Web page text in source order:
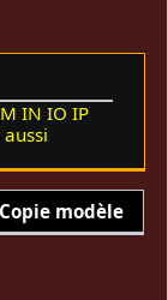
IN IO IP
Copie modèle